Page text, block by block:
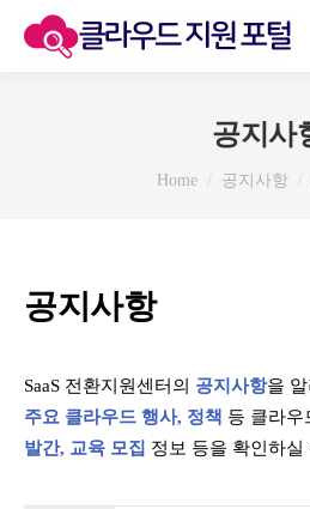
공지사
You are here:
Home 공지사항
공지사항
SaaS 전환지원센터의 공지사항을
주요 클라우드 행사, 정책 등 클라우
발간, 교육 모집 정보 등을 확인하실